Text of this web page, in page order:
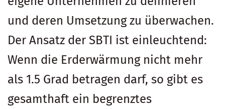
und deren Umsetzung zu überwachen.
Der Ansatz der SBTI ist einleuchtend:
Wenn die Erderwärmung nicht mehr
als 1.5 Grad betragen darf, so gibt es
gesamthaft ein begrenztes